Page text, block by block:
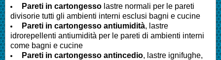
Pareti in cartongesso lastre normali per le pareti
divisorie tutti gli ambienti interni esclusi bagni e cucine
Pareti in cartongesso antiumidità, lastre
idrorepellenti antiumidità per le pareti di ambienti interni
come bagni e cucine
Pareti in cartongesso antincedio, lastre ignifughe,